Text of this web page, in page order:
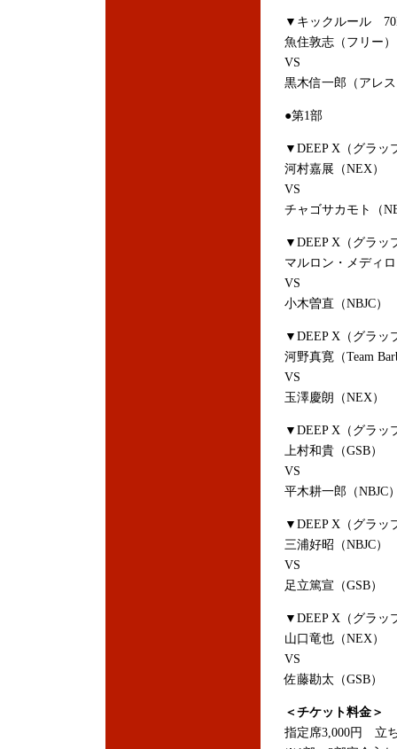
▼キックルール
魚住敦志（フリー）
VS
黒木信一郎（アレ
●第1部
▼DEEP X（グラ
河村嘉展（NEX）
VS
チャゴサカモト（
▼DEEP X（グラッ
マルロン・メディ
VS
小木曽直（NBJC）
▼DEEP X（グラ
河野真寛（Team
VS
玉澤慶朗（NEX）
▼DEEP X（グラ
上村和貴（GSB）
VS
平木耕一郎（NBJC
▼DEEP X（グラ
三浦好昭（NBJC）
VS
足立篤宣（GSB）
▼DEEP X（グラッ
山口竜也（NEX）
VS
佐藤勘太（GSB）
＜チケット料金＞
指定席3,000円 立